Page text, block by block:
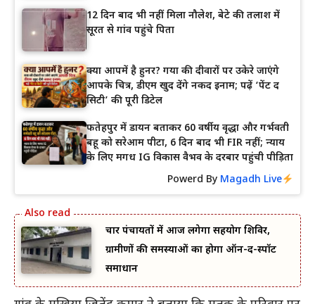
12 दिन बाद भी नहीं मिला नौलेश, बेटे की तलाश में
सूरत से गांव पहुंचे पिता
क्या आपमें है हुनर? गया की दीवारों पर उकेरे जाएंगे
आपके चित्र, डीएम खुद देंगे नकद इनाम; पढ़ें ‘पेंट द
सिटी’ की पूरी डिटेल
फतेहपुर में डायन बताकर 60 वर्षीय वृद्धा और गर्भवती
बहू को सरेआम पीटा, 6 दिन बाद भी FIR नहीं; न्याय
के लिए मगध IG विकास वैभव के दरबार पहुंची पीड़िता
Powerd By Magadh Live
चार पंचायतों में आज लगेगा सहयोग शिविर,
ग्रामीणों की समस्याओं का होगा ऑन-द-स्पॉट
समाधान